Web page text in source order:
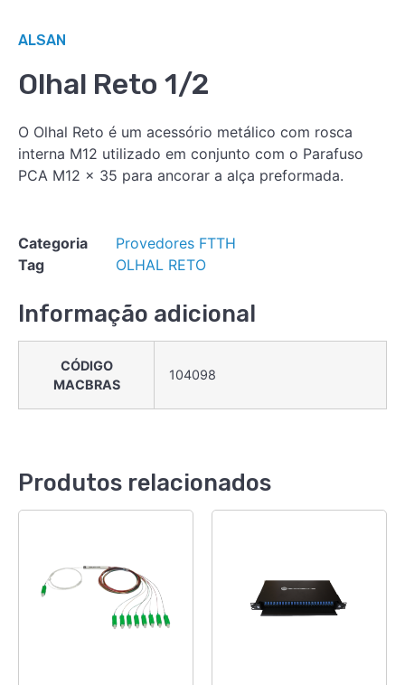
ALSAN
Olhal Reto 1/2
O Olhal Reto é um acessório metálico com rosca
interna M12 utilizado em conjunto com o Parafuso
PCA M12 x 35 para ancorar a alça preformada.
Categoria
Provedores FTTH
Tag
OLHAL RETO
Informação adicional
CÓDIGO
MACBRAS
104098
Produtos relacionados